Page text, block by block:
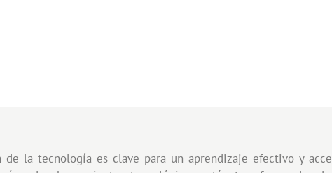
la tecnología es clave para un aprendizaje efectivo y